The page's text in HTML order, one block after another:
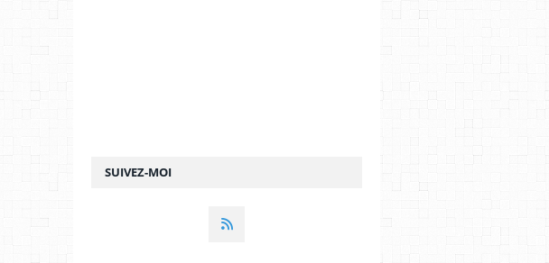
SUIVEZ-MOI